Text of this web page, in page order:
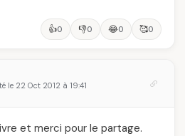
👍0 👎0 😂0 🥰0
le 22 Oct 2012 à 19:41
et merci pour le partage.